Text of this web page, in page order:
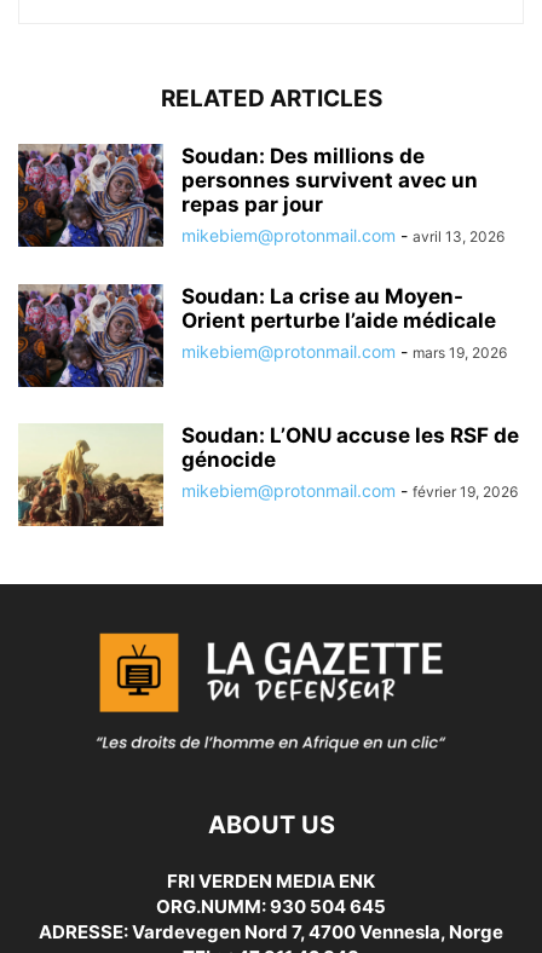
RELATED ARTICLES
Soudan: Des millions de
personnes survivent avec un
repas par jour
mikebiem@protonmail.com - avril 13, 2026
Soudan: La crise au Moyen-
Orient perturbe l’aide médicale
mikebiem@protonmail.com - mars 19, 2026
Soudan: L’ONU accuse les RSF de
génocide
mikebiem@protonmail.com - février 19, 2026
ABOUT US
FRI VERDEN MEDIA ENK
ORG.NUMM: 930 504 645
ADRESSE: Vardevegen Nord 7, 4700 Vennesla, Norge